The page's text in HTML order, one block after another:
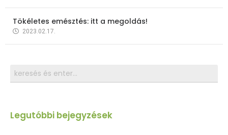
Tökéletes emésztés: itt a megoldás!
2023.02.17.
Legutóbbi bejegyzések